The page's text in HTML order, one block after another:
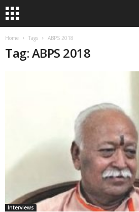
Home Tags ABPS 2018
Tag: ABPS 2018
Interviews